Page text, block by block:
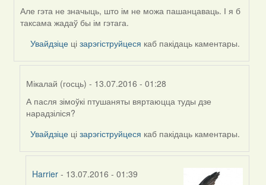
Але гэта не значыць, што ім не можа пашанцаваць. І я б
таксама жадаў бы ім гэтага.
Увайдзіце цізарэгіструйцеся каб пакідаць каментары.
Мікалай (госць) - 13.07.2016 - 01:28
In
reply
to
Harrier
А пасля зімоўкі птушаняты вяртаюцца туды дзе
нарадзіліся?
Увайдзіце цізарэгіструйцеся каб пакідаць каментары.
Harrier- 13.07.2016 - 01:39